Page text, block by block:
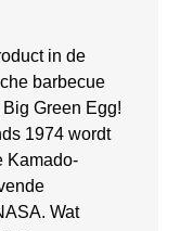
in de
barbecue
Green Egg!
1974 wordt
Kamado-
Wat